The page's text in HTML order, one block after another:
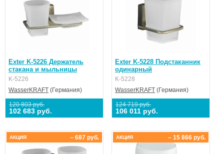
Exter K-5226 Держатель
стакана и мыльницы
K-5226
WasserKRAFT (Германия)
120 803 руб.
102 683 руб.
Exter K-5228 Подстаканник
одинарный
K-5228
WasserKRAFT (Германия)
124 719 руб.
106 011 руб.
– 687 руб.
АКЦИЯ – 15 866 руб.
АКЦИЯ